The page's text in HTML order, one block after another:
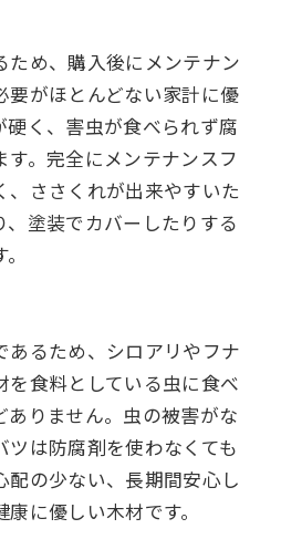
ため、購入後にメンテナン
要がほとんどない家計に優
硬く、害虫が食べられず腐
す。完全にメンテナンスフ
、ささくれが出来やすいた
塗装でカバーしたりする
あるため、シロアリやフナ
を食料としている虫に食べ
ありません。虫の被害がな
ツは防腐剤を使わなくても
配の少ない、長期間安心し
に優しい木材です。